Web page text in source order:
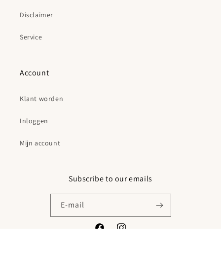
Disclaimer
Service
Account
Klant worden
Inloggen
Mijn account
Subscribe to our emails
E‑mail